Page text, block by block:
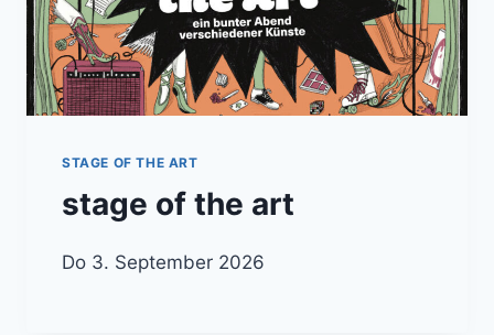
STAGE OF THE ART
stage of the art
Do 3. September 2026